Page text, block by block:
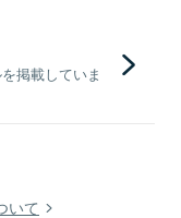
掲載していま
いて